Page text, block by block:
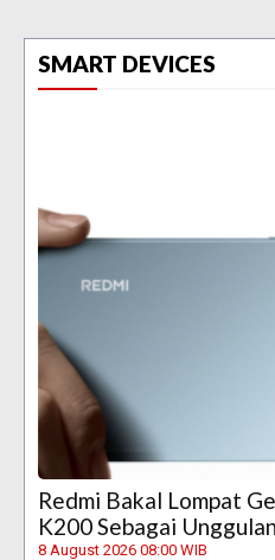
SMART DEVICES
Redmi Bakal Lompat
K200 Sebagai
8 August 2026 08:00 WIB